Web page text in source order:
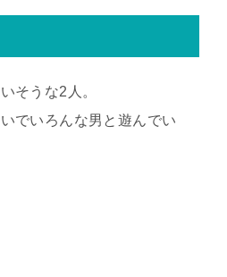
そうな2人。
でいろんな男と遊んでい